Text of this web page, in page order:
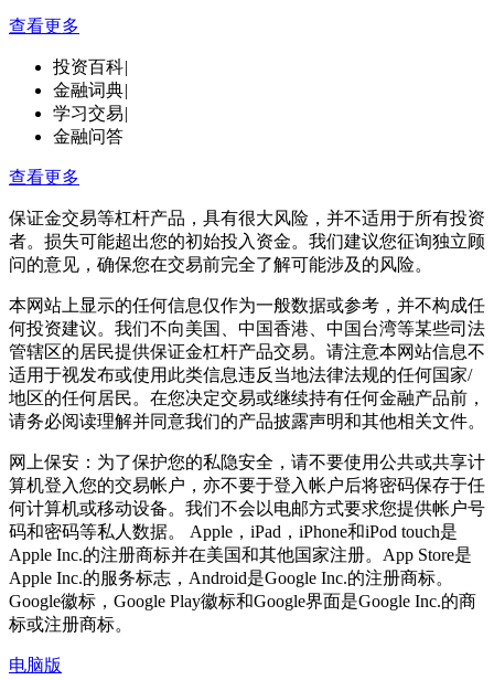
查看更多
投资百科|
金融词典|
学习交易|
金融问答
查看更多
保证金交易等杠杆产品，具有很大风险，并不适用于所有投资
者。损失可能超出您的初始投入资金。我们建议您征询独立顾
问的意见，确保您在交易前完全了解可能涉及的风险。
本网站上显示的任何信息仅作为一般数据或参考，并不构成任
何投资建议。我们不向美国、中国香港、中国台湾等某些司法
管辖区的居民提供保证金杠杆产品交易。请注意本网站信息不
适用于视发布或使用此类信息违反当地法律法规的任何国家/
地区的任何居民。在您决定交易或继续持有任何金融产品前，
请务必阅读理解并同意我们的产品披露声明和其他相关文件。
网上保安：为了保护您的私隐安全，请不要使用公共或共享计
算机登入您的交易帐户，亦不要于登入帐户后将密码保存于任
何计算机或移动设备。我们不会以电邮方式要求您提供帐户号
码和密码等私人数据。 Apple，iPad，iPhone和iPod touch是
Apple Inc.的注册商标并在美国和其他国家注册。App Store是
Apple Inc.的服务标志，Android是Google Inc.的注册商标。
Google徽标，Google Play徽标和Google界面是Google Inc.的商
标或注册商标。
电脑版